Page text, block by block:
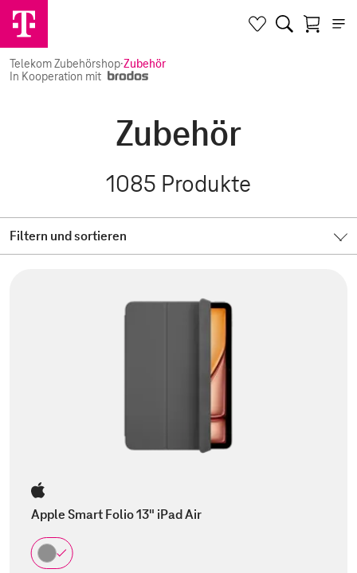
Telekom Zubehörshop·Zubehör
In Kooperation mit
Zubehör
1085 Produkte
Filtern und sortieren
Apple Smart Folio 13" iPad Air